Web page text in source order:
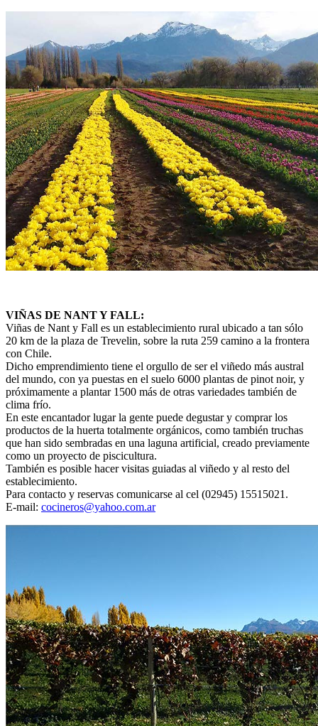
VIÑAS DE NANT Y FALL:
Viñas de Nant y Fall es un establecimiento rural ubicado a tan sólo
20 km de la plaza de Trevelin, sobre la ruta 259 camino a la frontera
con Chile.
Dicho emprendimiento tiene el orgullo de ser el viñedo más austral
del mundo, con ya puestas en el suelo 6000 plantas de pinot noir, y
próximamente a plantar 1500 más de otras variedades también de
clima frío.
En este encantador lugar la gente puede degustar y comprar los
productos de la huerta totalmente orgánicos, como también truchas
que han sido sembradas en una laguna artificial, creado previamente
como un proyecto de piscicultura.
También es posible hacer visitas guiadas al viñedo y al resto del
establecimiento.
Para contacto y reservas comunicarse al cel (02945) 15515021.
E-mail: cocineros@yahoo.com.ar